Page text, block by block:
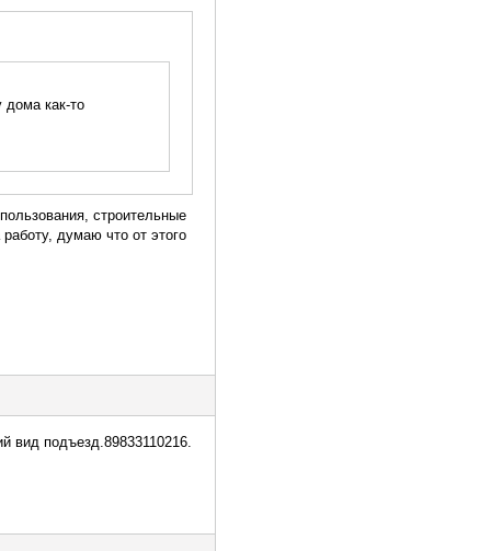
как-то
строительные
думаю что от этого
вид подъезд.89833110216.